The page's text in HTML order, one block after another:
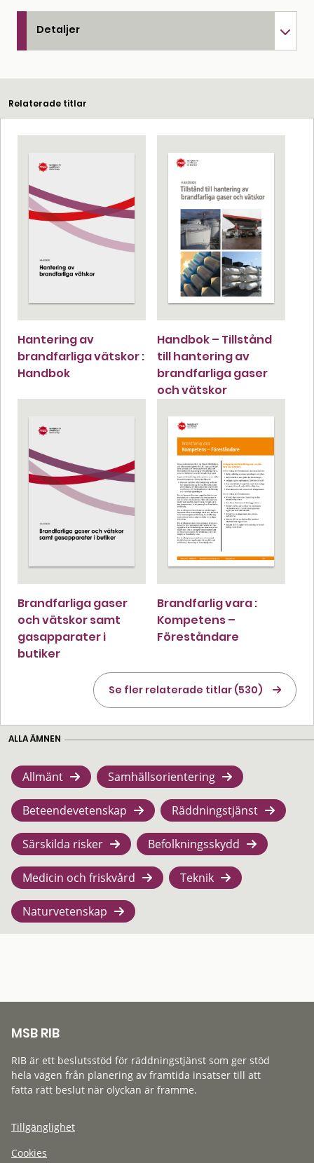
Detaljer
Relaterade titlar
Hantering av
brandfarliga vätskor :
Handbok
Handbok – Tillstånd
till hantering av
brandfarliga gaser
och vätskor
Brandfarliga gaser
och vätskor samt
gasapparater i
butiker
Brandfarlig vara :
Kompetens –
Föreståndare
Se fler relaterade titlar (530)
ALLA ÄMNEN
Allmänt Samhällsorientering
Beteendevetenskap Räddningstjänst
Särskilda risker Befolkningsskydd
Medicin och friskvård Teknik
Naturvetenskap
MSB RIB
RIB är ett beslutsstöd för räddningstjänst som ger stöd
hela vägen från planering av framtida insatser till att
fatta rätt beslut när olyckan är framme.
Tillgänglighet
Cookies